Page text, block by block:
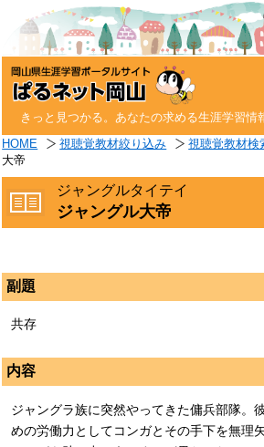
きっと見つかる。あなたの求める生涯学習情
HOME 視聴覚教材絞り込み 視聴覚教材検
大帝
ジャングルタイテイ
ジャングル大帝
副題
共存
内容
ジャングラ族に突然やってきた傭兵部隊。
めの労働力としてコンガとその手下を無理